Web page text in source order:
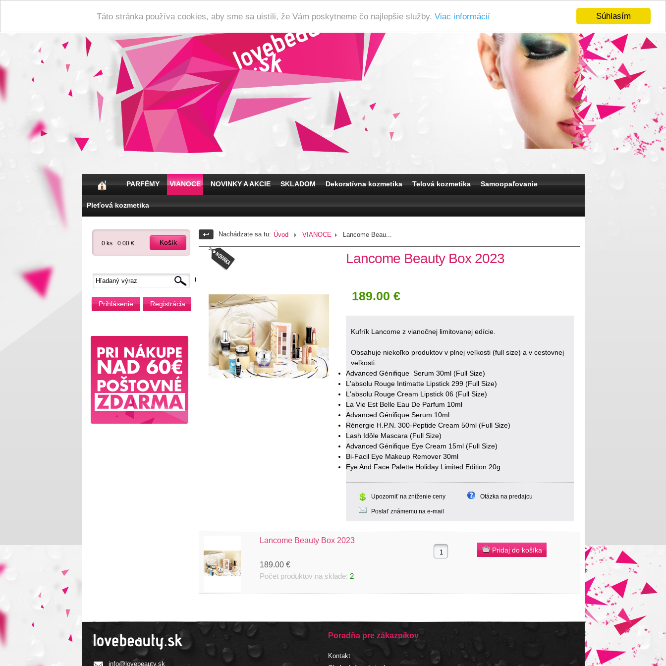
Súhlasím
Táto stránka používa cookies, aby sme sa uistili, že Vám poskytneme čo najlepšie služby. Viac informácií
PARFÉMY VIANOCE NOVINKY A AKCIE SKLADOM Dekoratívna kozmetika Telová kozmetika Samoopaľovanie
Pleťová kozmetika
0 ks 0.00 € Košík
Prihlásenie Registrácia
Nachádzate sa tu: Úvod VIANOCE Lancome Beau...
Lancome Beauty Box 2023
189.00 €
Kufrík Lancome z vianočnej limitovanej edície.
Obsahuje niekoľko produktov v plnej veľkosti (full size) a v cestovnej
veľkosti.
Advanced Génifique Serum 30ml (Full Size)
L'absolu Rouge Intimatte Lipstick 299 (Full Size)
L'absolu Rouge Cream Lipstick 06 (Full Size)
La Vie Est Belle Eau De Parfum 10ml
Advanced Génifique Serum 10ml
Rénergie H.P.N. 300-Peptide Cream 50ml (Full Size)
Lash Idôle Mascara (Full Size)
Advanced Génifique Eye Cream 15ml (Full Size)
Bi-Facil Eye Makeup Remover 30ml
Eye And Face Palette Holiday Limited Edition 20g
Upozorniť na zníženie ceny Otázka na predajcu
Poslať známemu na e-mail
Lancome Beauty Box 2023
189.00 €
Počet produktov na sklade: 2
info@lovebeauty.sk
Poradňa pre zákazníkov
Kontakt